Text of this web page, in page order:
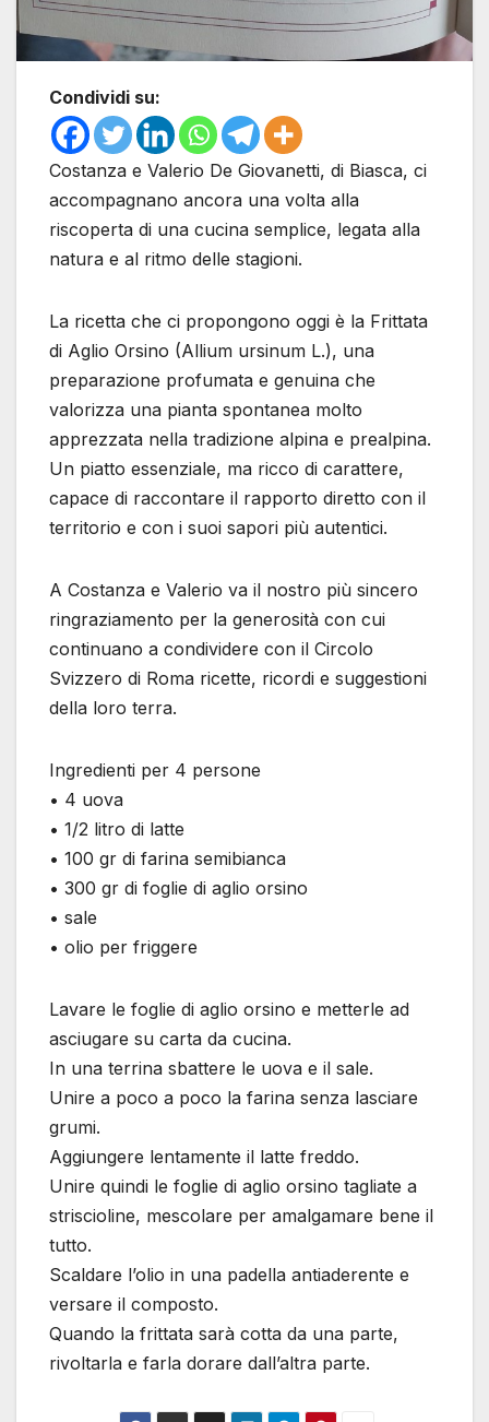
Condividi su:
Costanza e Valerio De Giovanetti, di Biasca, ci
accompagnano ancora una volta alla
riscoperta di una cucina semplice, legata alla
natura e al ritmo delle stagioni.
La ricetta che ci propongono oggi è la Frittata
di Aglio Orsino (Allium ursinum L.), una
preparazione profumata e genuina che
valorizza una pianta spontanea molto
apprezzata nella tradizione alpina e prealpina.
Un piatto essenziale, ma ricco di carattere,
capace di raccontare il rapporto diretto con il
territorio e con i suoi sapori più autentici.
A Costanza e Valerio va il nostro più sincero
ringraziamento per la generosità con cui
continuano a condividere con il Circolo
Svizzero di Roma ricette, ricordi e suggestioni
della loro terra.
Ingredienti per 4 persone
• 4 uova
• 1/2 litro di latte
• 100 gr di farina semibianca
• 300 gr di foglie di aglio orsino
• sale
• olio per friggere
Lavare le foglie di aglio orsino e metterle ad
asciugare su carta da cucina.
In una terrina sbattere le uova e il sale.
Unire a poco a poco la farina senza lasciare
grumi.
Aggiungere lentamente il latte freddo.
Unire quindi le foglie di aglio orsino tagliate a
striscioline, mescolare per amalgamare bene il
tutto.
Scaldare l’olio in una padella antiaderente e
versare il composto.
Quando la frittata sarà cotta da una parte,
rivoltarla e farla dorare dall’altra parte.